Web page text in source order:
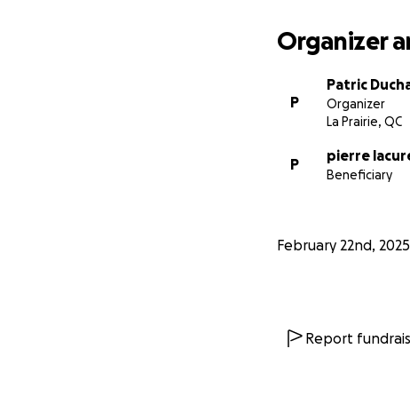
Organizer
P
Patric
Organizer
La Prairie, QC
P
pierre
Beneficiary
February 22nd, 2025
Report